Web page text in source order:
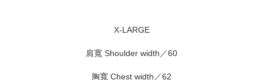
X-LARGE
肩寬 Shoulder width／60
胸寬 Chest width／62